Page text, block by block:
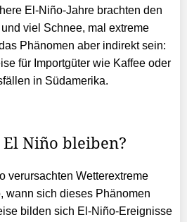
El-Niño-Jahre brachten den
viel Schnee, mal extreme
Phänomen aber indirekt sein:
für Importgüter wie Kaffee oder
in Südamerika.
Niño bleiben?
verursachten Wetterextreme
wann sich dieses Phänomen
bilden sich El-Niño-Ereignisse